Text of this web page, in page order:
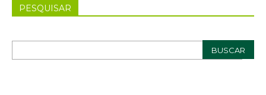
PESQUISAR